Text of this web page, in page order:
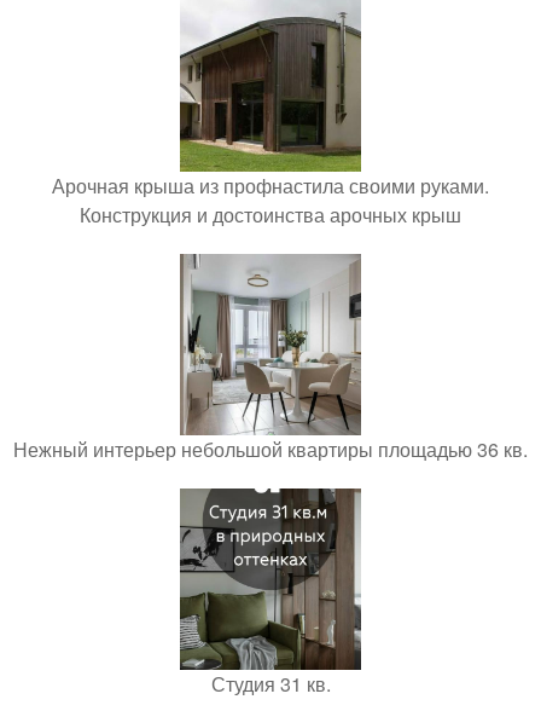
Арочная крыша из профнастила своими руками.
Конструкция и достоинства арочных крыш
Нежный интерьер небольшой квартиры площадью 36 кв.
Студия 31 кв.